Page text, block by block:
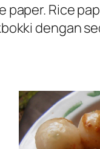
Rice
dengan